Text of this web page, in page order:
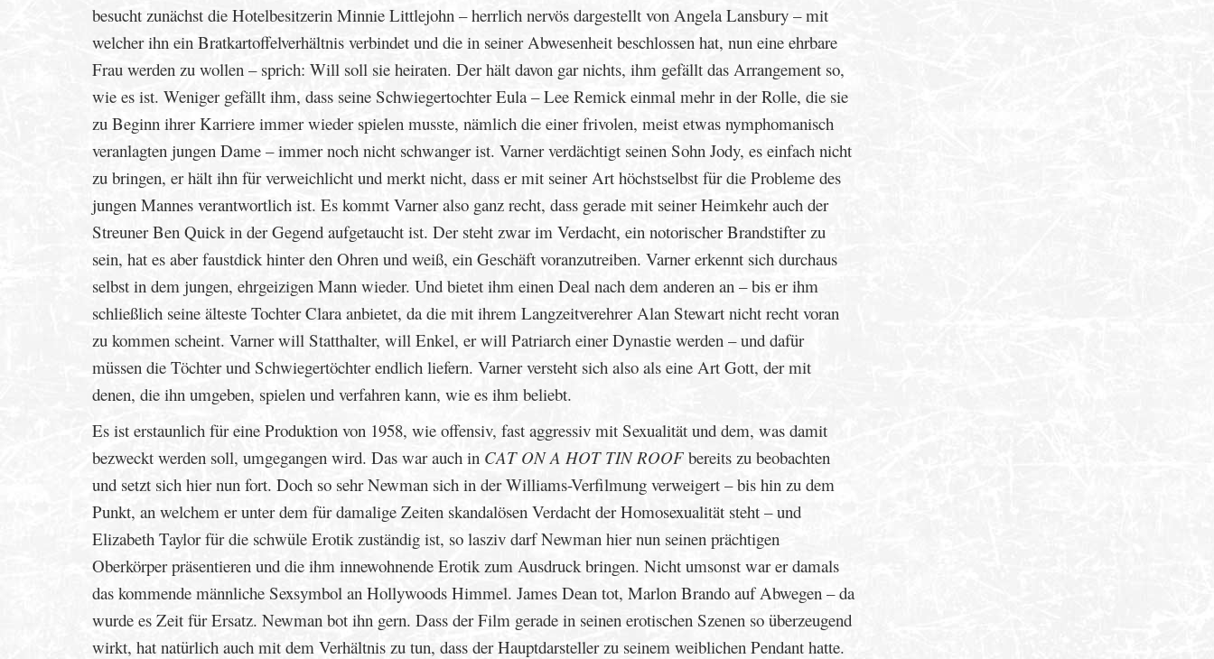
besucht zunächst die Hotelbesitzerin Minnie Littlejohn – herrlich nervös dargestellt von Angela Lansbury – mit
welcher ihn ein Bratkartoffelverhältnis verbindet und die in seiner Abwesenheit beschlossen hat, nun eine ehrbare
Frau werden zu wollen – sprich: Will soll sie heiraten. Der hält davon gar nichts, ihm gefällt das Arrangement so,
wie es ist. Weniger gefällt ihm, dass seine Schwiegertochter Eula – Lee Remick einmal mehr in der Rolle, die sie
zu Beginn ihrer Karriere immer wieder spielen musste, nämlich die einer frivolen, meist etwas nymphomanisch
veranlagten jungen Dame – immer noch nicht schwanger ist. Varner verdächtigt seinen Sohn Jody, es einfach nicht
zu bringen, er hält ihn für verweichlicht und merkt nicht, dass er mit seiner Art höchstselbst für die Probleme des
jungen Mannes verantwortlich ist. Es kommt Varner also ganz recht, dass gerade mit seiner Heimkehr auch der
Streuner Ben Quick in der Gegend aufgetaucht ist. Der steht zwar im Verdacht, ein notorischer Brandstifter zu
sein, hat es aber faustdick hinter den Ohren und weiß, ein Geschäft voranzutreiben. Varner erkennt sich durchaus
selbst in dem jungen, ehrgeizigen Mann wieder. Und bietet ihm einen Deal nach dem anderen an – bis er ihm
schließlich seine älteste Tochter Clara anbietet, da die mit ihrem Langzeitverehrer Alan Stewart nicht recht voran
zu kommen scheint. Varner will Statthalter, will Enkel, er will Patriarch einer Dynastie werden – und dafür
müssen die Töchter und Schwiegertöchter endlich liefern. Varner versteht sich also als eine Art Gott, der mit
denen, die ihn umgeben, spielen und verfahren kann, wie es ihm beliebt.
Es ist erstaunlich für eine Produktion von 1958, wie offensiv, fast aggressiv mit Sexualität und dem, was damit
bezweckt werden soll, umgegangen wird. Das war auch in CAT ON A HOT TIN ROOF bereits zu beobachten
und setzt sich hier nun fort. Doch so sehr Newman sich in der Williams-Verfilmung verweigert – bis hin zu dem
Punkt, an welchem er unter dem für damalige Zeiten skandalösen Verdacht der Homosexualität steht – und
Elizabeth Taylor für die schwüle Erotik zuständig ist, so lasziv darf Newman hier nun seinen prächtigen
Oberkörper präsentieren und die ihm innewohnende Erotik zum Ausdruck bringen. Nicht umsonst war er damals
das kommende männliche Sexsymbol an Hollywoods Himmel. James Dean tot, Marlon Brando auf Abwegen – da
wurde es Zeit für Ersatz. Newman bot ihn gern. Dass der Film gerade in seinen erotischen Szenen so überzeugend
wirkt, hat natürlich auch mit dem Verhältnis zu tun, dass der Hauptdarsteller zu seinem weiblichen Pendant hatte.